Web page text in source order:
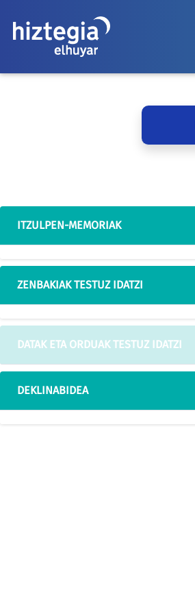
ITZULPEN-MEMORIAK
ZENBAKIAK TESTUZ IDATZI
DATAK ETA ORDUAK TESTUZ IDATZI
DEKLINABIDEA